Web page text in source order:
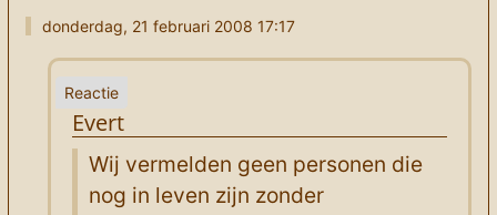
donderdag, 21 februari 2008 17:17
Evert
Wij vermelden geen personen die
nog in leven zijn zonder